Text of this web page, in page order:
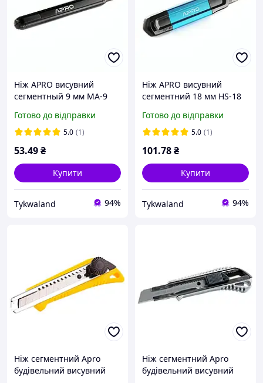
Ніж APRO висувний
сегментный 9 мм МА-9
Готово до відправки
5.0 (1)
53.49₴
Купити
Tykwaland 94%
Ніж APRO висувний
сегментний 18 мм HS-18
Готово до відправки
5.0 (1)
101.78₴
Купити
Tykwaland 94%
Ніж сегментний Apro
будівельний висувний
Ніж сегментний Apro
будівельний висувний